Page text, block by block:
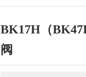
BK17H（
阀